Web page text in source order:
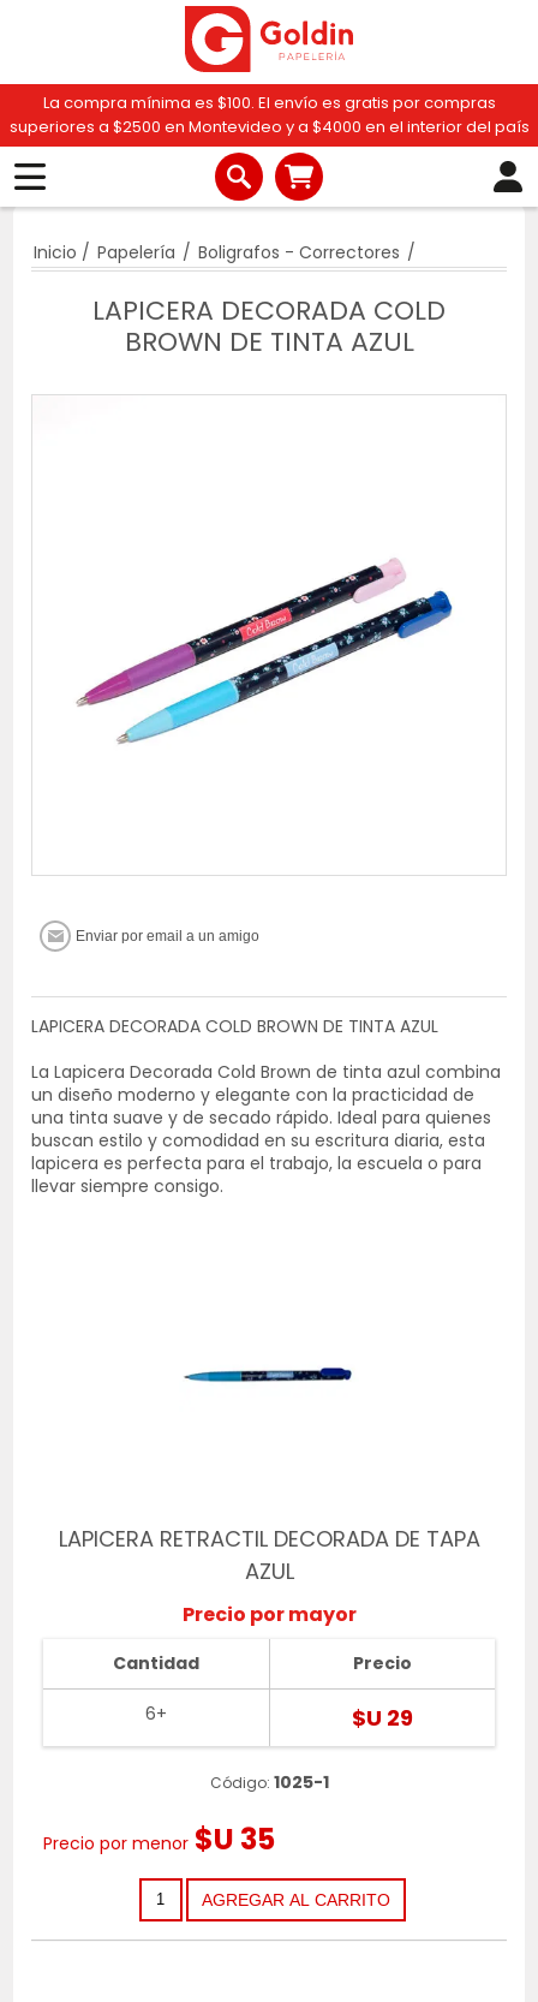
La compra mínima es $100. El envío es gratis por compras
superiores a $2500 en Montevideo y a $4000 en el interior del país
Inicio / Papelería / Boligrafos - Correctores /
LAPICERA DECORADA COLD
BROWN DE TINTA AZUL
LAPICERA DECORADA COLD BROWN DE TINTA AZUL
La Lapicera Decorada Cold Brown de tinta azul combina
un diseño moderno y elegante con la practicidad de
una tinta suave y de secado rápido. Ideal para quienes
buscan estilo y comodidad en su escritura diaria, esta
lapicera es perfecta para el trabajo, la escuela o para
llevar siempre consigo.
LAPICERA RETRACTIL DECORADA DE TAPA
AZUL
Precio por mayor
Cantidad
6+
Precio
$U 29
Código: 1025-1
Precio por menor $U 35